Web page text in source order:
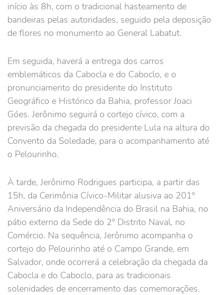
início às 8h, com o tradicional hasteamento de
bandeiras pelas autoridades, seguido pela deposição
de flores no monumento ao General Labatut.
Em seguida, haverá a entrega dos carros
emblemáticos da Cabocla e do Caboclo, e o
pronunciamento do presidente do Instituto
Geográfico e Histórico da Bahia, professor Joaci
Góes. Jerônimo seguirá o cortejo cívico, com a
previsão da chegada do presidente Lula na altura do
Convento da Soledade, para o acompanhamento até
o Pelourinho.
À tarde, Jerônimo Rodrigues participa, a partir das
15h, da Cerimônia Cívico-Militar alusiva ao 201º
Aniversário da Independência do Brasil na Bahia, no
pátio externo da Sede do 2º Distrito Naval, no
Comércio. Na sequência, Jerônimo acompanha o
cortejo do Pelourinho até o Campo Grande, em
Salvador, onde ocorrerá a celebração da chegada da
Cabocla e do Caboclo, para as tradicionais
solenidades de encerramento das comemorações.